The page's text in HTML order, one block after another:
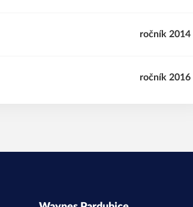
ročník 2014
ročník 2016